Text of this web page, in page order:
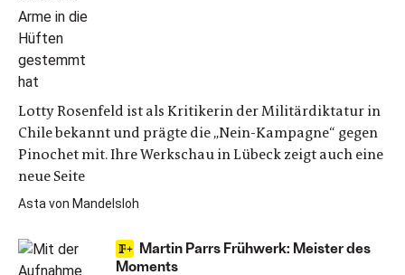
Lotty Rosenfeld ist als Kritikerin der Militärdiktatur in
Chile bekannt und prägte die „Nein-Kampagne“ gegen
Pinochet mit. Ihre Werkschau in Lübeck zeigt auch eine
neue Seite
Asta von Mandelsloh
Martin Parrs Frühwerk: Meister des
Moments